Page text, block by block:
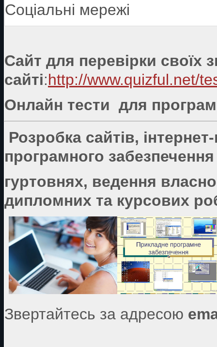
Соціальні мережі
Сайт для перевірки своїх
сайті:http://www.quizful.net/
Онлайн тести для
Розробка сайтів,
програмного
гуртовнях, ведення
дипломних та курсових
Звертайтесь за адресою